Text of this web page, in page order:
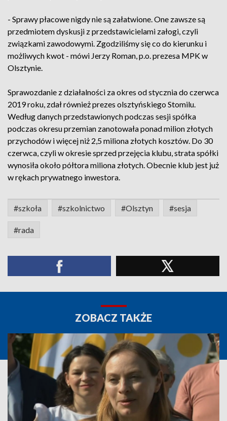
- Sprawy płacowe nigdy nie są załatwione. One zawsze są
przedmiotem dyskusji z przedstawicielami załogi, czyli
związkami zawodowymi. Zgodziliśmy się co do kierunku i
możliwych kwot - mówi Jerzy Roman, p.o. prezesa MPK w
Olsztynie.
Sprawozdanie z działalności za okres od stycznia do czerwca
2019 roku, zdał również prezes olsztyńskiego Stomilu.
Według danych przedstawionych podczas sesji spółka
podczas okresu przemian zanotowała ponad milion złotych
przychodów i więcej niż 2,5 miliona złotych kosztów. Do 30
czerwca, czyli w okresie sprzed przejęcia klubu, strata spółki
wynosiła około półtora miliona złotych. Obecnie klub jest już
w rękach prywatnego inwestora.
#szkoła #szkolnictwo #Olsztyn #sesja
#rada
ZOBACZ TAKŻE